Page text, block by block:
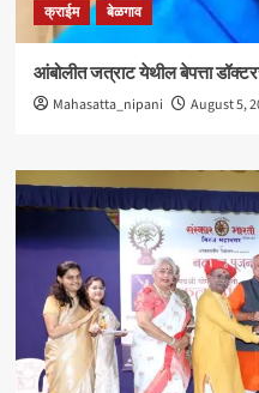
क्राईम बेळगाव
आंबोलीत जत्राट येथील बेपत्ता
Mahasatta_nipani August 5,